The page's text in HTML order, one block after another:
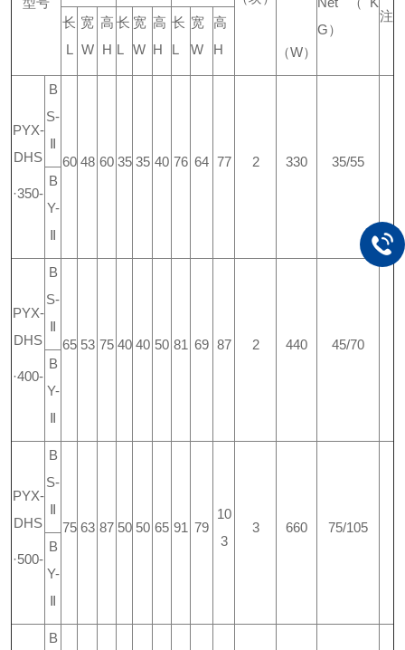
（W）
G）
注
长
L
宽
W
高
H
长
L
宽
W
高
H
长
L
宽
W
高
H
PYX-
DHS
·350-
B
S-
Ⅱ
60 48 60 35 35 40 76 64 77 2 330
35/55
B
Y-
Ⅱ
PYX-
DHS
·400-
B
S-
Ⅱ
65 53 75 40 40 50 81 69 87 2 440
45/70
B
Y-
Ⅱ
PYX-
DHS
·500-
B
S-
Ⅱ
75 63 87 50 50 65 91 79
10
3
3 660
75/105
B
Y-
Ⅱ
B